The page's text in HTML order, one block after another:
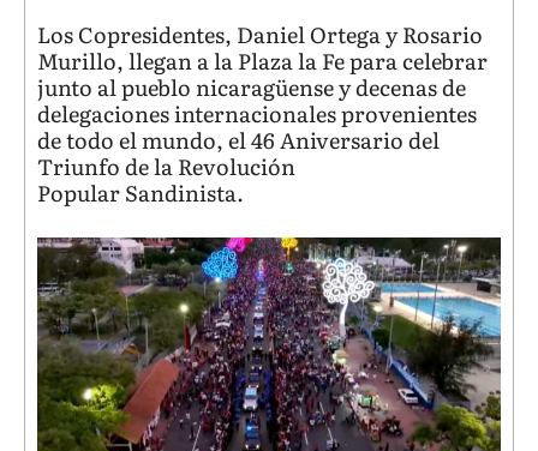
Los Copresidentes, Daniel Ortega y Rosario
Murillo, llegan a la Plaza la Fe para celebrar
junto al pueblo nicaragüense y decenas de
delegaciones internacionales provenientes
de todo el mundo, el 46 Aniversario del
Triunfo de la Revolución
Popular Sandinista.